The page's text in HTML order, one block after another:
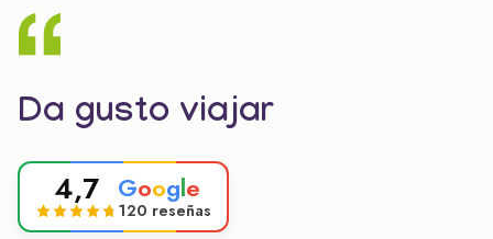
Da gusto viajar
4,7 Google
120 reseñas